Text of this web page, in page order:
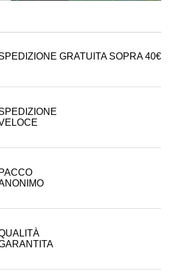
GRATUITA SOPRA 40€
PACCO